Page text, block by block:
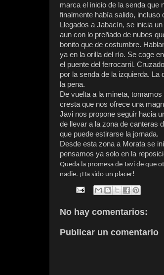
marca el inicio de la senda que
finalmente había salido, incluso
Llegados a Jabacín, se inicia
aun con lo preñado de nubes
bonito que de costumbre.
ya en la orilla del río. Se coge
el puente del ferrocarril.
por la senda de la izquierda. La
la pena.
De vuelta a la mineta,
cresta que nos ofrece una
Javi nos propone seguir hacia
de llevar a la zona de canteras
que puede estirarse la jornada.
Desde esta zona a Morata se
pensamos ya solo en la
Queda la promesa de Javi de que
nadie. ¡Ha sido un placer!
No hay comentarios:
Publicar un comentario